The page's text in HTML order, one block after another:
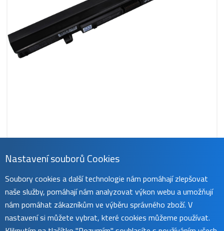
669 Kč
obvykle do 45 dnů koupit
Nastavení souborů Cookies
Soubory cookies a další technologie nám pomáhají zlepšovat
naše služby, pomáhají nám analyzovat výkon webu a umožňují
nám pomáhat zákazníkům ve výběru správného zboží. V
nastavení si můžete vybrat, které cookies můžeme používat.